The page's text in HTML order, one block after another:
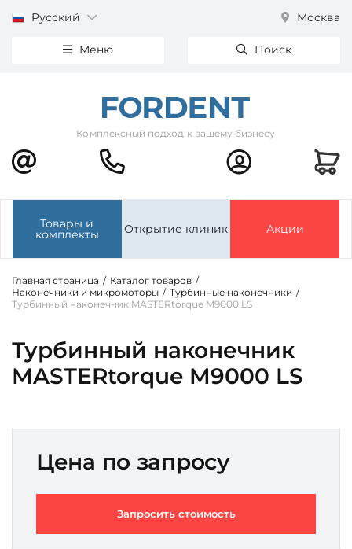
Русский Москва
Меню Поиск
Комплексный подход к вашему бизнесу
Товары и
комплекты Открытие клиник Акции
Главная страница / Каталог товаров /
Наконечники и микромоторы / Турбинные наконечники /
Турбинный наконечник MASTERtorque M9000 LS
Турбинный наконечник
MASTERtorque M9000 LS
Цена по запросу
Запросить стоимость